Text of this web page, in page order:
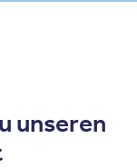
unseren